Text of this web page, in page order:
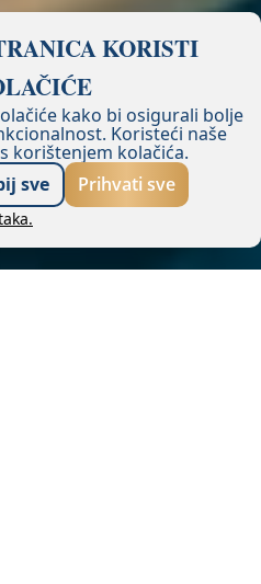
KORISTI
kako bi osigurali bolje
Koristeći naše
korištenjem kolačića.
sve Prihvati sve